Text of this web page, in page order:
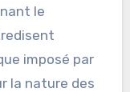
le
imposé par
la nature des